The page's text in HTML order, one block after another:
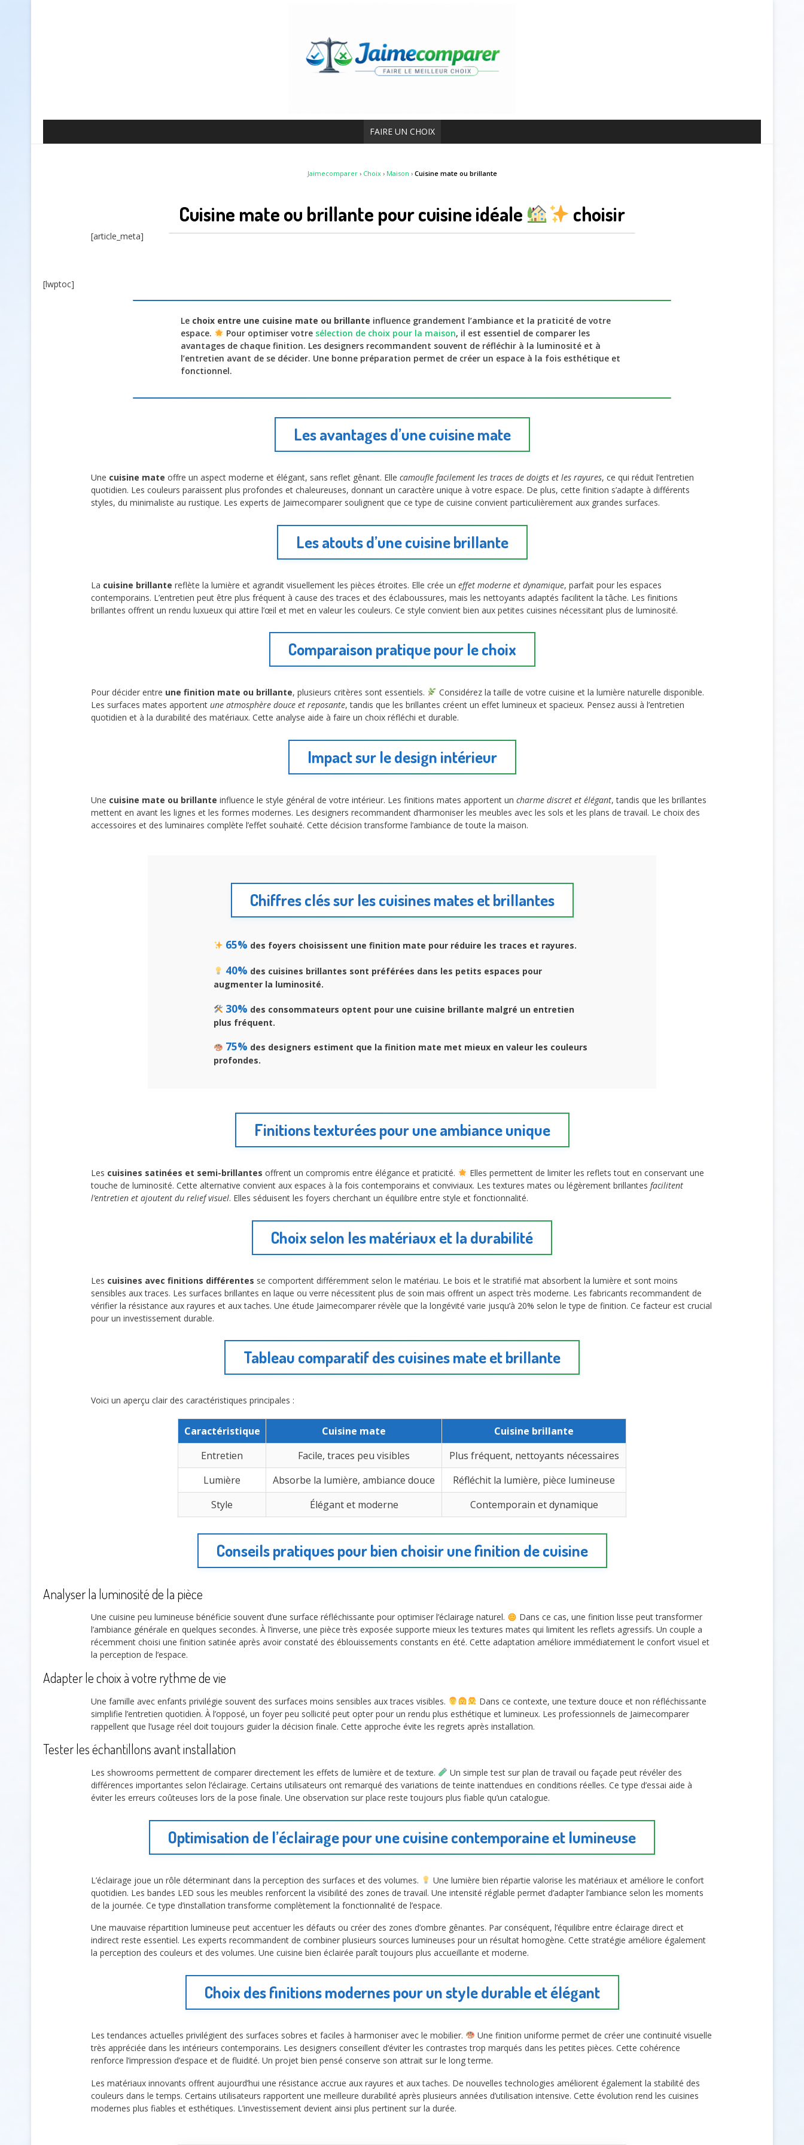
FAIRE UN CHOIX
Jaimecomparer› Choix› Maison › Cuisine mate ou brillante
Cuisine mate ou brillante pour cuisine idéale choisir
[article_meta]
[lwptoc]
Le choix entre une cuisine mate ou brillante influence grandement l’ambiance et la praticité de votre
espace.
Pour optimiser votre sélection de choix pour la maison, il est essentiel de comparer les
avantages de chaque finition. Les designers recommandent souvent de réfléchir à la luminosité et à
l’entretien avant de se décider. Une bonne préparation permet de créer un espace à la fois esthétique et
fonctionnel.
Les avantages d’une cuisine mate
Une cuisine mate offre un aspect moderne et élégant, sans reflet gênant. Elle camoufle facilement les traces de doigts et les rayures, ce qui réduit l’entretien
quotidien. Les couleurs paraissent plus profondes et chaleureuses, donnant un caractère unique à votre espace. De plus, cette finition s’adapte à différents
styles, du minimaliste au rustique. Les experts de Jaimecomparer soulignent que ce type de cuisine convient particulièrement aux grandes surfaces.
Les atouts d’une cuisine brillante
La cuisine brillante reflète la lumière et agrandit visuellement les pièces étroites. Elle crée un effet moderne et dynamique, parfait pour les espaces
contemporains. L’entretien peut être plus fréquent à cause des traces et des éclaboussures, mais les nettoyants adaptés facilitent la tâche. Les finitions
brillantes offrent un rendu luxueux qui attire l’œil et met en valeur les couleurs. Ce style convient bien aux petites cuisines nécessitant plus de luminosité.
Comparaison pratique pour le choix
Pour décider entre une finition mate ou brillante, plusieurs critères sont essentiels.
Considérez la taille de votre cuisine et la lumière naturelle disponible.
Les surfaces mates apportent une atmosphère douce et reposante, tandis que les brillantes créent un effet lumineux et spacieux. Pensez aussi à l’entretien
quotidien et à la durabilité des matériaux. Cette analyse aide à faire un choix réfléchi et durable.
Impact sur le design intérieur
Une cuisine mate ou brillante influence le style général de votre intérieur. Les finitions mates apportent un charme discret et élégant, tandis que les brillantes
mettent en avant les lignes et les formes modernes. Les designers recommandent d’harmoniser les meubles avec les sols et les plans de travail. Le choix des
accessoires et des luminaires complète l’effet souhaité. Cette décision transforme l’ambiance de toute la maison.
Chiffres clés sur les cuisines mates et brillantes
65% des foyers choisissent une finition mate pour réduire les traces et rayures.
40% des cuisines brillantes sont préférées dans les petits espaces pour
augmenter la luminosité.
30% des consommateurs optent pour une cuisine brillante malgré un entretien
plus fréquent.
75% des designers estiment que la finition mate met mieux en valeur les couleurs
profondes.
Finitions texturées pour une ambiance unique
Les cuisines satinées et semi-brillantes offrent un compromis entre élégance et praticité.
Elles permettent de limiter les reflets tout en conservant une
touche de luminosité. Cette alternative convient aux espaces à la fois contemporains et conviviaux. Les textures mates ou légèrement brillantes facilitent
l’entretien et ajoutent du relief visuel. Elles séduisent les foyers cherchant un équilibre entre style et fonctionnalité.
Choix selon les matériaux et la durabilité
Les cuisines avec finitions différentes se comportent différemment selon le matériau. Le bois et le stratifié mat absorbent la lumière et sont moins
sensibles aux traces. Les surfaces brillantes en laque ou verre nécessitent plus de soin mais offrent un aspect très moderne. Les fabricants recommandent de
vérifier la résistance aux rayures et aux taches. Une étude Jaimecomparer révèle que la longévité varie jusqu’à 20% selon le type de finition. Ce facteur est crucial
pour un investissement durable.
Tableau comparatif des cuisines mate et brillante
Voici un aperçu clair des caractéristiques principales :
Caractéristique Cuisine mate
Cuisine brillante
Entretien
Facile, traces peu visibles
Plus fréquent, nettoyants nécessaires
Lumière
Absorbe la lumière, ambiance douce
Réfléchit la lumière, pièce lumineuse
Style
Élégant et moderne Contemporain et dynamique
Conseils pratiques pour bien choisir une finition de cuisine
Analyser la luminosité de la pièce
Une cuisine peu lumineuse bénéficie souvent d’une surface réfléchissante pour optimiser l’éclairage naturel.
Dans ce cas, une finition lisse peut transformer
l’ambiance générale en quelques secondes. À l’inverse, une pièce très exposée supporte mieux les textures mates qui limitent les reflets agressifs. Un couple a
récemment choisi une finition satinée après avoir constaté des éblouissements constants en été. Cette adaptation améliore immédiatement le confort visuel et
la perception de l’espace.
Adapter le choix à votre rythme de vie
Une famille avec enfants privilégie souvent des surfaces moins sensibles aux traces visibles.
Dans ce contexte, une texture douce et non réfléchissante
simplifie l’entretien quotidien. À l’opposé, un foyer peu sollicité peut opter pour un rendu plus esthétique et lumineux. Les professionnels de Jaimecomparer
rappellent que l’usage réel doit toujours guider la décision finale. Cette approche évite les regrets après installation.
Tester les échantillons avant installation
Les showrooms permettent de comparer directement les effets de lumière et de texture.
Un simple test sur plan de travail ou façade peut révéler des
différences importantes selon l’éclairage. Certains utilisateurs ont remarqué des variations de teinte inattendues en conditions réelles. Ce type d’essai aide à
éviter les erreurs coûteuses lors de la pose finale. Une observation sur place reste toujours plus fiable qu’un catalogue.
Optimisation de l’éclairage pour une cuisine contemporaine et lumineuse
L’éclairage joue un rôle déterminant dans la perception des surfaces et des volumes.
Une lumière bien répartie valorise les matériaux et améliore le confort
quotidien. Les bandes LED sous les meubles renforcent la visibilité des zones de travail. Une intensité réglable permet d’adapter l’ambiance selon les moments
de la journée. Ce type d’installation transforme complètement la fonctionnalité de l’espace.
Une mauvaise répartition lumineuse peut accentuer les défauts ou créer des zones d’ombre gênantes. Par conséquent, l’équilibre entre éclairage direct et
indirect reste essentiel. Les experts recommandent de combiner plusieurs sources lumineuses pour un résultat homogène. Cette stratégie améliore également
la perception des couleurs et des volumes. Une cuisine bien éclairée paraît toujours plus accueillante et moderne.
Choix des finitions modernes pour un style durable et élégant
Les tendances actuelles privilégient des surfaces sobres et faciles à harmoniser avec le mobilier.
Une finition uniforme permet de créer une continuité visuelle
très appréciée dans les intérieurs contemporains. Les designers conseillent d’éviter les contrastes trop marqués dans les petites pièces. Cette cohérence
renforce l’impression d’espace et de fluidité. Un projet bien pensé conserve son attrait sur le long terme.
Les matériaux innovants offrent aujourd’hui une résistance accrue aux rayures et aux taches. De nouvelles technologies améliorent également la stabilité des
couleurs dans le temps. Certains utilisateurs rapportent une meilleure durabilité après plusieurs années d’utilisation intensive. Cette évolution rend les cuisines
modernes plus fiables et esthétiques. L’investissement devient ainsi plus pertinent sur la durée.